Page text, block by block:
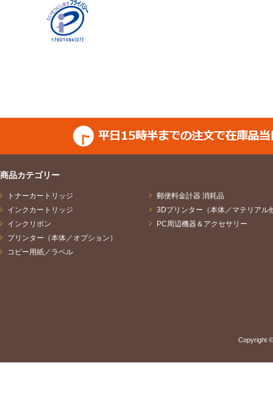
商品カテゴリー
トナーカートリッジ
インクカートリッジ
インクリボン
プリンター（本体／オプション）
コピー用紙／ラベル
郵便料金計器 消耗品
3Dプリンター（本体／マテリアル
PC周辺機器＆アクセサリー
Copyright